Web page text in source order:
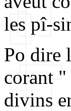
les pî-
Po dire
corant
divins